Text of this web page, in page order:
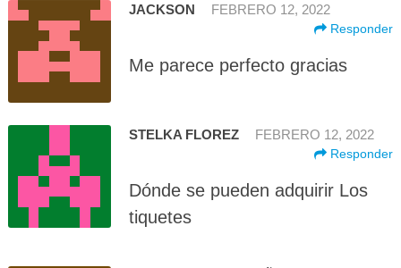
JACKSON FEBRERO 12, 2022
Responder
Me parece perfecto gracias
STELKA FLOREZ FEBRERO 12, 2022
Responder
Dónde se pueden adquirir Los
tiquetes